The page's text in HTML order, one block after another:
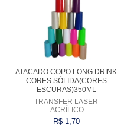
ATACADO COPO LONG DRINK
CORES SÓLIDA(CORES
ESCURAS)350ML
TRANSFER LASER
ACRÍLICO
R$ 1,70